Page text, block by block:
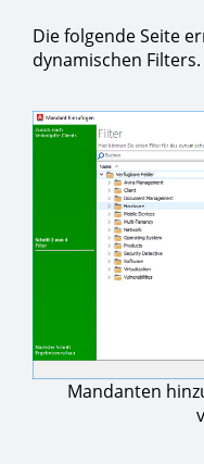
Die folgende Seite
dynamischen Filters.
Mandanten